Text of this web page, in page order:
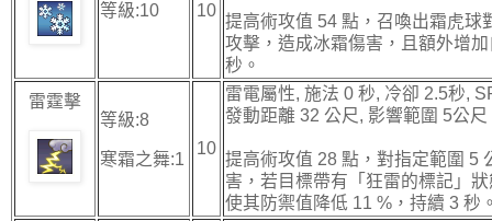
等級:10 10
提高術攻值 54 點，召喚出霜虎球
攻擊，造成冰霜傷害，且額外增
秒。
雷霆擊
等級:8
寒霜之舞:1
10
雷電屬性, 施法 0 秒, 冷卻 2.5秒,
發動距離 32 公尺, 影響範圍 5公尺
提高術攻值 28 點，對指定範圍 5
害，若目標帶有「狂雷的標記」
使其防禦值降低 11 %，持續 3 秒